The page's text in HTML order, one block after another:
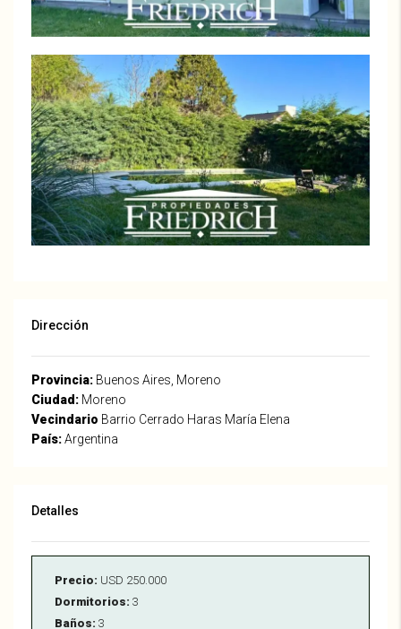
Dirección
Provincia: Buenos Aires, Moreno
Ciudad: Moreno
Vecindario Barrio Cerrado Haras María Elena
País:Argentina
Detalles
Precio: USD 250.000
Dormitorios: 3
Baños: 3